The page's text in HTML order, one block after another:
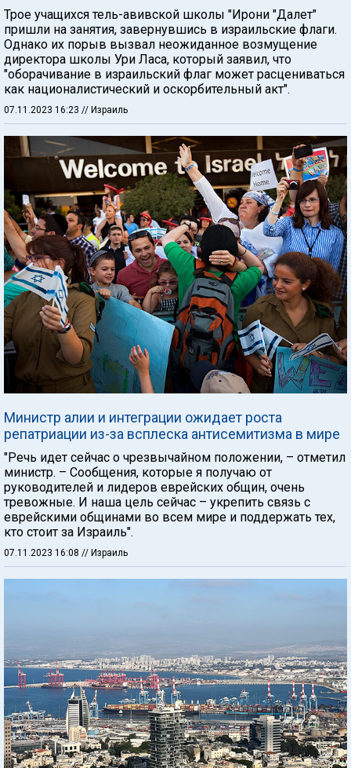
Трое учащихся тель-авивской школы "Ирони "Далет"
пришли на занятия, завернувшись в израильские флаги.
Однако их порыв вызвал неожиданное возмущение
директора школы Ури Ласа, который заявил, что
"оборачивание в израильский флаг может расцениваться
как националистический и оскорбительный акт".
07.11.2023 16:23 // Израиль
Министр алии и интеграции ожидает роста
репатриации из-за всплеска антисемитизма в мире
"Речь идет сейчас о чрезвычайном положении, – отметил
министр. – Сообщения, которые я получаю от
руководителей и лидеров еврейских общин, очень
тревожные. И наша цель сейчас – укрепить связь с
еврейскими общинами во всем мире и поддержать тех,
кто стоит за Израиль".
07.11.2023 16:08 // Израиль